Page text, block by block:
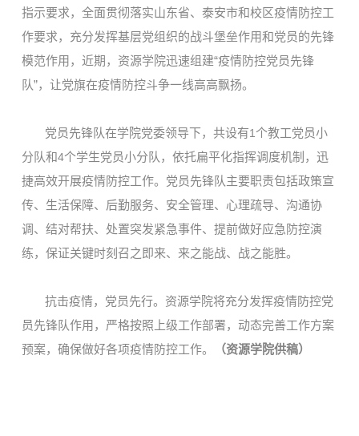
指示要求，全面贯彻落实山东省、泰安市和校区疫情防控工
作要求，充分发挥基层党组织的战斗堡垒作用和党员的先锋
模范作用，近期，资源学院迅速组建“疫情防控党员先锋
队”，让党旗在疫情防控斗争一线高高飘扬。
党员先锋队在学院党委领导下，共设有1个教工党员小
分队和4个学生党员小分队，依托扁平化指挥调度机制，迅
捷高效开展疫情防控工作。党员先锋队主要职责包括政策宣
传、生活保障、后勤服务、安全管理、心理疏导、沟通协
调、结对帮扶、处置突发紧急事件、提前做好应急防控演
练，保证关键时刻召之即来、来之能战、战之能胜。
抗击疫情，党员先行。 资源学院将充分发挥疫情防控党
员先锋队作用，严格按照上级工作部署，动态完善工作方案
预案，确保做好各项疫情防控工作。
（资源学院供稿）